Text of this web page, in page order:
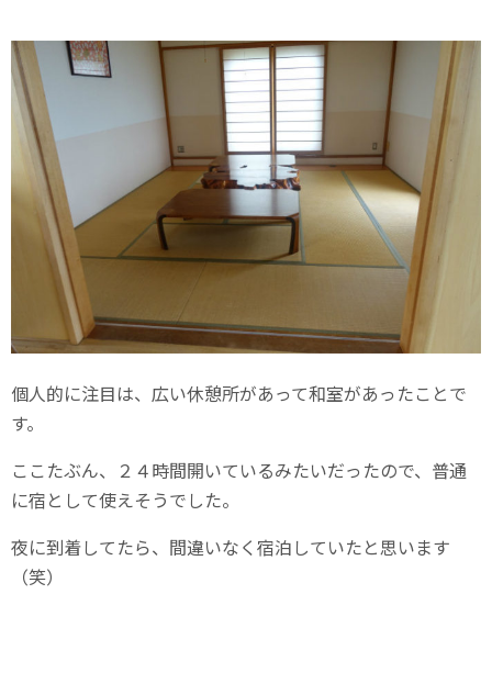
個人的に注目は、広い休憩所があって和室があったことで
す。
ここたぶん、２４時間開いているみたいだったので、普通
に宿として使えそうでした。
夜に到着してたら、間違いなく宿泊していたと思います
（笑）